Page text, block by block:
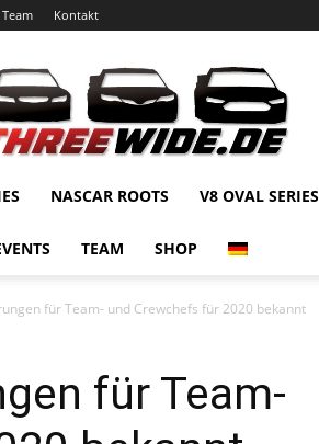
Kontakt
NASCAR ROOTS V8 OVAL SERIES
TEAM SHOP
für Team- und Crewchefs für 2020 bekannt
für Team-